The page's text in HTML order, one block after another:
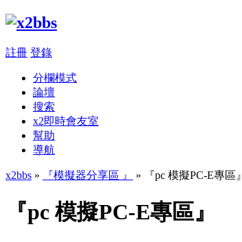
註冊 登錄
分欄模式
論壇
搜索
x2即時會友室
幫助
導航
x2bbs » 『模擬器分享區 』 » 『pc 模擬PC-E專區』
『pc 模擬PC-E專區』